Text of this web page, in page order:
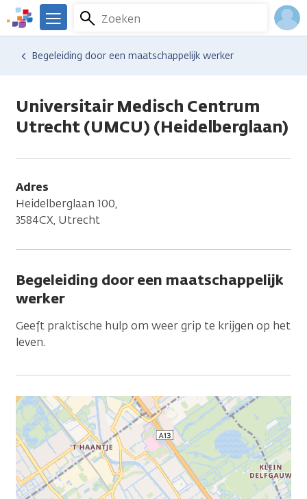
Overslaan
en
naar
We
er
Kanker.nl
Zoeken
Menu
Hulp en ondersteuning
Vind hulp bij kanker
Dagelijks leven
Financiële gevolgen
Begeleiding door een maatschappelijk werker
Universitair Medisch Centrum
Utrecht (UMCU) (Heidelberglaan)
Adres
Heidelberglaan 100,
3584CX, Utrecht
Begeleiding door een maatschappelijk
werker
Geeft praktische hulp om weer grip te krijgen op het
leven.